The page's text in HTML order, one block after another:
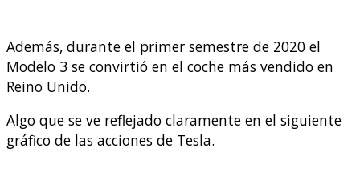
Además, durante el primer semestre de 2020 el
Modelo 3 se convirtió en el coche más vendido en
Reino Unido.
Algo que se ve reflejado claramente en el siguiente
gráfico de las acciones de Tesla.